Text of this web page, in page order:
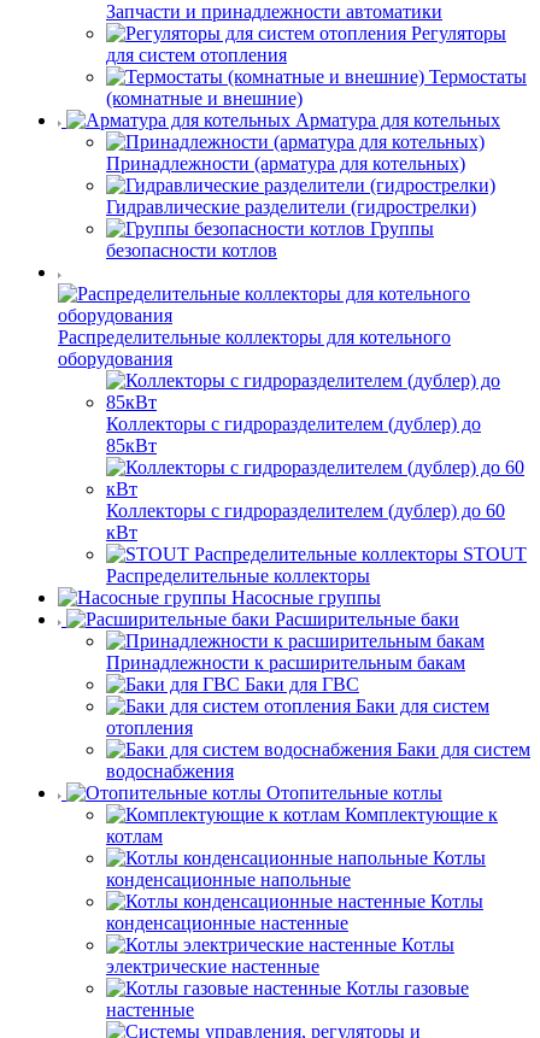
Запчасти и принадлежности автоматики
Регуляторы
для систем отопления
Термостаты
(комнатные и внешние)
Арматура для котельных
Принадлежности (арматура для котельных)
Гидравлические разделители (гидрострелки)
Группы
безопасности котлов
Распределительные коллекторы для котельного
оборудования
Коллекторы с гидроразделителем (дублер) до
85кВт
Коллекторы с гидроразделителем (дублер) до 60
кВт
STOUT
Распределительные коллекторы
Насосные группы
Расширительные баки
Принадлежности к расширительным бакам
Баки для ГВС
Баки для систем
отопления
Баки для систем
водоснабжения
Отопительные котлы
Комплектующие к
котлам
Котлы
конденсационные напольные
Котлы
конденсационные настенные
Котлы
электрические настенные
Котлы газовые
настенные